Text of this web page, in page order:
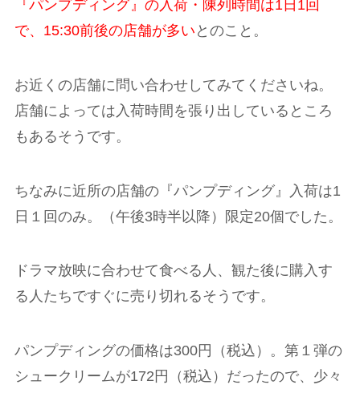
『パンプディング』の入荷・陳列時間は1日1回
で、15:30前後の店舗が多い とのこと。
お近くの店舗に問い合わせしてみてくださいね。
店舗によっては入荷時間を張り出しているところ
もあるそうです。
ちなみに近所の店舗の『パンプディング』入荷は1
日１回のみ。（午後3時半以降）限定20個でした。
ドラマ放映に合わせて食べる人、観た後に購入す
る人たちですぐに売り切れるそうです。
パンプディングの価格は300円（税込）。第１弾の
シュークリームが172円（税込）だったので、少々